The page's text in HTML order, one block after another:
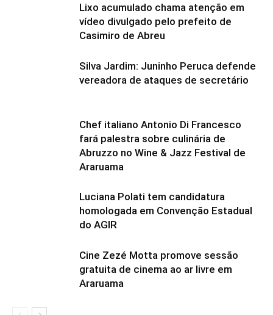
Lixo acumulado chama atenção em
vídeo divulgado pelo prefeito de
Casimiro de Abreu
Silva Jardim: Juninho Peruca defende
vereadora de ataques de secretário
Chef italiano Antonio Di Francesco
fará palestra sobre culinária de
Abruzzo no Wine & Jazz Festival de
Araruama
Luciana Polati tem candidatura
homologada em Convenção Estadual
do AGIR
Cine Zezé Motta promove sessão
gratuita de cinema ao ar livre em
Araruama